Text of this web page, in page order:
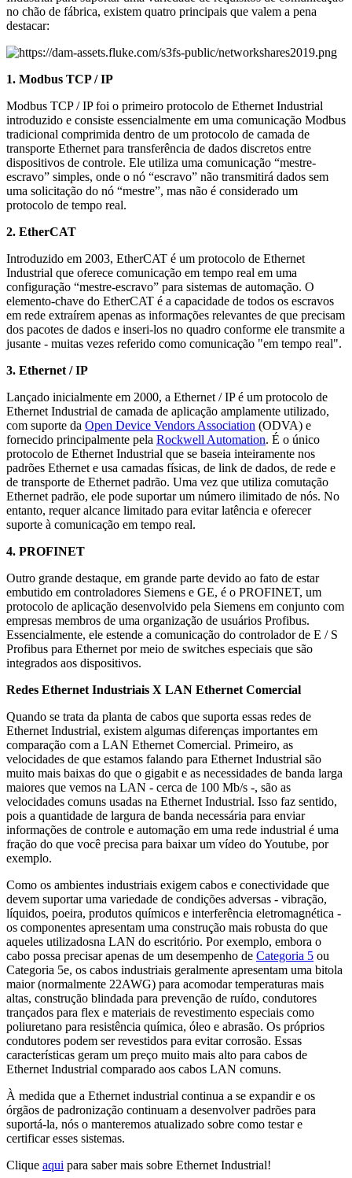
no chão de fábrica, existem quatro principais que valem a pena
destacar:
1. Modbus TCP / IP
Modbus TCP / IP foi o primeiro protocolo de Ethernet Industrial
introduzido e consiste essencialmente em uma comunicação Modbus
tradicional comprimida dentro de um protocolo de camada de
transporte Ethernet para transferência de dados discretos entre
dispositivos de controle. Ele utiliza uma comunicação “mestre-
escravo” simples, onde o nó “escravo” não transmitirá dados sem
uma solicitação do nó “mestre”, mas não é considerado um
protocolo de tempo real.
2. EtherCAT
Introduzido em 2003, EtherCAT é um protocolo de Ethernet
Industrial que oferece comunicação em tempo real em uma
configuração “mestre-escravo” para sistemas de automação. O
elemento-chave do EtherCAT é a capacidade de todos os escravos
em rede extraírem apenas as informações relevantes de que precisam
dos pacotes de dados e inseri-los no quadro conforme ele transmite a
jusante - muitas vezes referido como comunicação "em tempo real".
3. Ethernet / IP
Lançado inicialmente em 2000, a Ethernet / IP é um protocolo de
Ethernet Industrial de camada de aplicação amplamente utilizado,
com suporte da Open Device Vendors Association (ODVA) e
fornecido principalmente pela Rockwell Automation. É o único
protocolo de Ethernet Industrial que se baseia inteiramente nos
padrões Ethernet e usa camadas físicas, de link de dados, de rede e
de transporte de Ethernet padrão. Uma vez que utiliza comutação
Ethernet padrão, ele pode suportar um número ilimitado de nós. No
entanto, requer alcance limitado para evitar latência e oferecer
suporte à comunicação em tempo real.
4. PROFINET
Outro grande destaque, em grande parte devido ao fato de estar
embutido em controladores Siemens e GE, é o PROFINET, um
protocolo de aplicação desenvolvido pela Siemens em conjunto com
empresas membros de uma organização de usuários Profibus.
Essencialmente, ele estende a comunicação do controlador de E / S
Profibus para Ethernet por meio de switches especiais que são
integrados aos dispositivos.
Redes Ethernet Industriais X LAN Ethernet Comercial
Quando se trata da planta de cabos que suporta essas redes de
Ethernet Industrial, existem algumas diferenças importantes em
comparação com a LAN Ethernet Comercial. Primeiro, as
velocidades de que estamos falando para Ethernet Industrial são
muito mais baixas do que o gigabit e as necessidades de banda larga
maiores que vemos na LAN - cerca de 100 Mb/s -, são as
velocidades comuns usadas na Ethernet Industrial. Isso faz sentido,
pois a quantidade de largura de banda necessária para enviar
informações de controle e automação em uma rede industrial é uma
fração do que você precisa para baixar um vídeo do Youtube, por
exemplo.
Como os ambientes industriais exigem cabos e conectividade que
devem suportar uma variedade de condições adversas - vibração,
líquidos, poeira, produtos químicos e interferência eletromagnética -
os componentes apresentam uma construção mais robusta do que
aqueles utilizados​​na LAN do escritório. Por exemplo, embora o
cabo possa precisar apenas de um desempenho de Categoria 5 ou
Categoria 5e, os cabos industriais geralmente apresentam uma bitola
maior (normalmente 22AWG) para acomodar temperaturas mais
altas, construção blindada para prevenção de ruído, condutores
trançados para flex e materiais de revestimento especiais como
poliuretano para resistência química, óleo e abrasão. Os próprios
condutores podem ser revestidos para evitar corrosão. Essas
características geram um preço muito mais alto para cabos de
Ethernet Industrial comparado aos cabos LAN comuns.
À medida que a Ethernet industrial continua a se expandir e os
órgãos de padronização continuam a desenvolver padrões para
suportá-la, nós o manteremos atualizado sobre como testar e
certificar esses sistemas.
Clique aqui para saber mais sobre Ethernet Industrial!